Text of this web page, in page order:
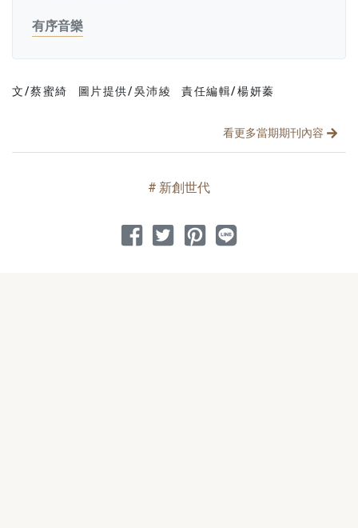
有序音樂
文/蔡蜜綺 圖片提供/吳沛綾 責任編輯/楊妍蓁
看更多當期期刊內容
文章分類
新創世代
分享文章
分享到 Facebook
分享到 Twitter
分享到 Pinterest
分享到 Line